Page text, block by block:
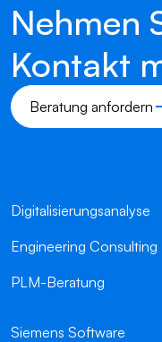
Nehmen
Kontakt
Beratung anfordern
Digitalisierungsanalyse
Engineering Consulting
PLM-Beratung
Siemens Software